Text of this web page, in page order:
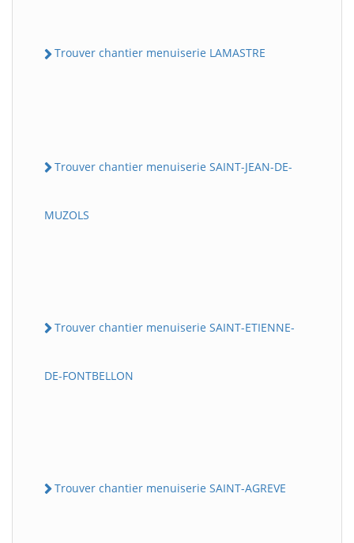
Trouver chantier menuiserie LAMASTRE
Trouver chantier menuiserie SAINT-JEAN-DE-
MUZOLS
Trouver chantier menuiserie SAINT-ETIENNE-
DE-FONTBELLON
Trouver chantier menuiserie SAINT-AGREVE